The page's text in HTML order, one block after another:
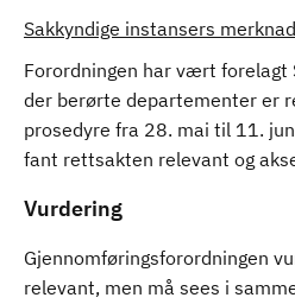
Sakkyndige instansers
Forordningen har vært forelagt
der berørte departementer er
prosedyre fra 28. mai til 11.
fant rettsakten relevant og
Vurdering
Gjennomføringsforordningen
relevant, men må sees i